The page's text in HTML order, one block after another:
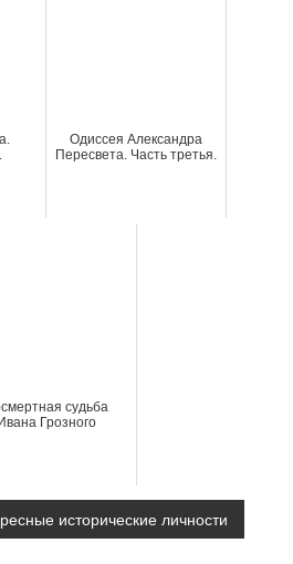
Одиссея Александра
Пересвета. Часть третья.
судьба
Грозного
исторические личности